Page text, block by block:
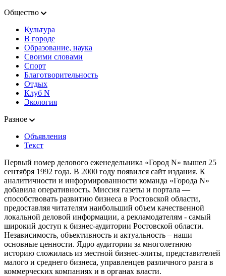
Общество
Культура
В городе
Образование, наука
Своими словами
Спорт
Благотворительность
Отдых
Клуб N
Экология
Разное
Объявления
Текст
Первый номер делового еженедельника «Город N» вышел 25
сентября 1992 года. В 2000 году появился сайт издания. К
аналитичности и информированности команда «Города N»
добавила оперативность. Миссия газеты и портала —
способствовать развитию бизнеса в Ростовской области,
предоставляя читателям наибольший объем качественной
локальной деловой информации, а рекламодателям - самый
широкий доступ к бизнес-аудитории Ростовской области.
Независимость, объективность и актуальность – наши
основные ценности. Ядро аудитории за многолетнюю
историю сложилась из местной бизнес-элиты, представителей
малого и среднего бизнеса, управленцев различного ранга в
коммерческих компаниях и в органах власти.